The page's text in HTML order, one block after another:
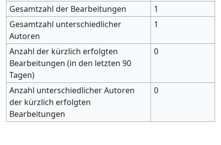
Gesamtzahl der Bearbeitungen
1
Gesamtzahl unterschiedlicher
Autoren
1
Anzahl der kürzlich erfolgten
Bearbeitungen (in den letzten 90
Tagen)
0
Anzahl unterschiedlicher Autoren
der kürzlich erfolgten
Bearbeitungen
0